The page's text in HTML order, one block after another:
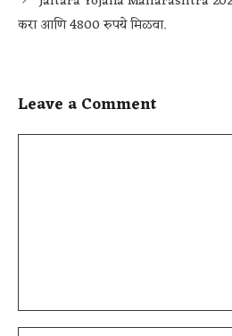
करा आणि 4800 रुपये मिळवा.
Leave a Comment